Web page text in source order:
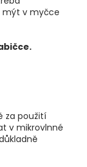
mýt v myčce
za použití
v mikrovlnné